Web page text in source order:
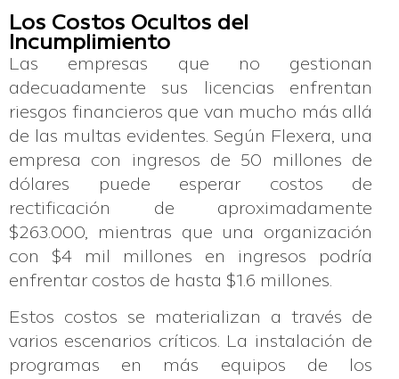
Los Costos Ocultos del
Incumplimiento
Las empresas que no gestionan
adecuadamente sus licencias enfrentan
riesgos financieros que van mucho más allá
de las multas evidentes. Según Flexera, una
empresa con ingresos de 50 millones de
dólares puede esperar costos de
rectificación de aproximadamente
$263.000, mientras que una organización
con $4 mil millones en ingresos podría
enfrentar costos de hasta $1.6 millones.
Estos costos se materializan a través de
varios escenarios críticos. La instalación de
programas en más equipos de los